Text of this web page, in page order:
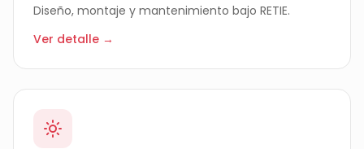
Diseño, montaje y mantenimiento bajo RETIE.
Ver detalle →